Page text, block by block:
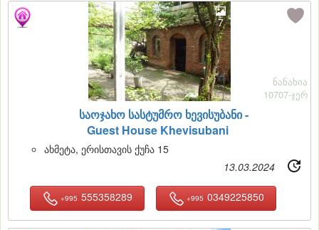
7
საოჯახო სასტუმრო ხევისუბანი -
Guest House Khevisubani
ნანახია
10707-ჯერ
ახმეტა, ერისთავის ქუჩა 15
13.03.2024
+995 555358289 +995 0349225850